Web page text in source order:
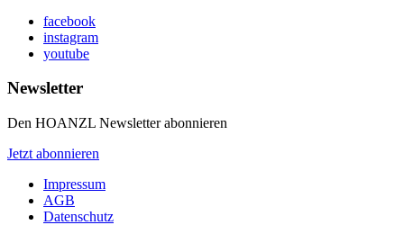
facebook
instagram
youtube
Newsletter
Den HOANZL Newsletter abonnieren
Jetzt abonnieren
Impressum
AGB
Datenschutz